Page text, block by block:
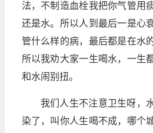
法，不制造血栓我把你气管用
还是水。所以人到最后一是心
管什么样的病，最后都是在水
所以我劝大家一生喝水，一生
和水闹别扭。
我们人生不注意卫生呀，
染了，叫你人生喝不成，哪个